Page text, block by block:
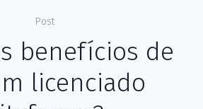
Post
benefícios de
licenciado